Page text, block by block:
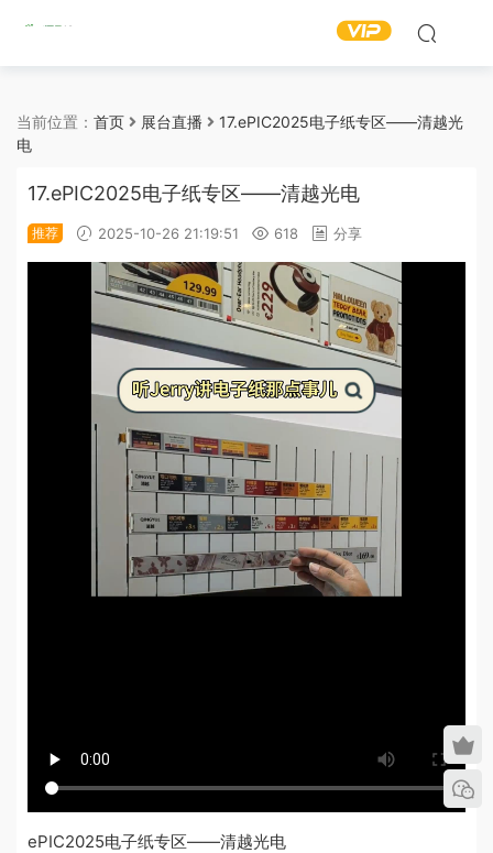
当前位置： 首页 展台直播
17.ePIC2025电子纸专区——清越光
电
17.ePIC2025电子纸专区——清越光电
推荐 2025-10-26 21:19:51 618 分享
ePIC2025电子纸专区——清越光电